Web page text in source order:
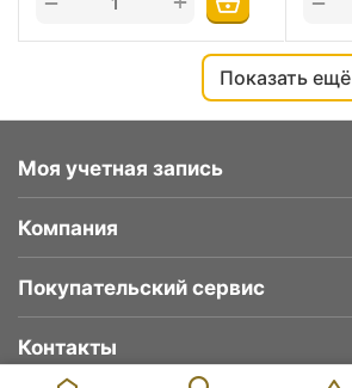
Показать ещё
Моя учетная запись
Компания
Покупательский сервис
Контакты